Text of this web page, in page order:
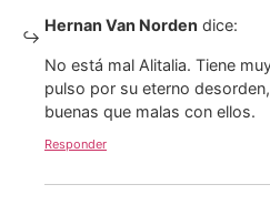
Hernan Van Norden dice:
No está mal Alitalia. Tiene
pulso por su eterno
buenas que malas con ellos.
Responder